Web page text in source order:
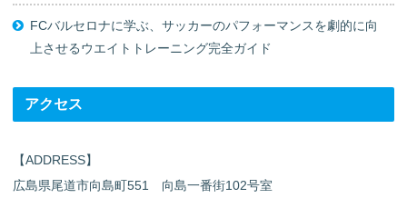
FCバルセロナに学ぶ、サッカーのパフォーマンスを劇的に向
上させるウエイトトレーニング完全ガイド
アクセス
【ADDRESS】
広島県尾道市向島町551 向島一番街102号室